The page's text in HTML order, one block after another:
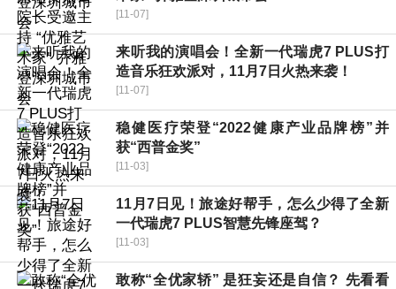
[11-07]
来听我的演唱会！全新一代瑞虎7 PLUS打
造音乐狂欢派对，11月7日火热来袭！
[11-07]
稳健医疗荣登“2022健康产业品牌榜”并
获“西普金奖”
[11-03]
11月7日见！旅途好帮手，怎么少得了全新
一代瑞虎7 PLUS智慧先锋座驾？
[11-03]
敢称“全优家轿” 是狂妄还是自信？ 先看看